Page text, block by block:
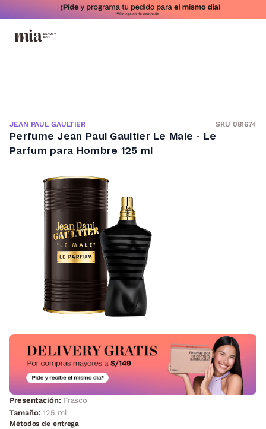
JEAN PAUL GAULTIER SKU 081674
Perfume Jean Paul Gaultier Le Male - Le
Parfum para Hombre 125 ml
Presentación: Frasco
Tamaño:125 ml
Métodos de entrega